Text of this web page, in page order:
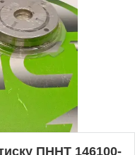
ПННТ 146100-